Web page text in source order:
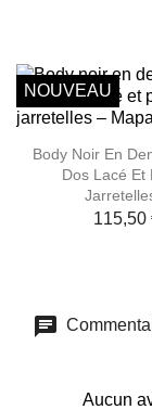
Body Noir En
Dos Lacé Et
115,50
NOUVEAU
Aucun